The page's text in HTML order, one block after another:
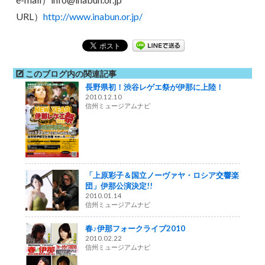
URL）http://www.inabun.or.jp/
このブログ内の関連記事
長野県初！渋谷レゲエ祭が伊那に上陸！
2010.12.10
信州ミュージアムナビ
「上原彩子＆国立ノーヴァヤ・ロシア交響楽
団」伊那公演決定!!
2010.01.14
信州ミュージアムナビ
春♪伊那フォークライブ2010
2010.02.22
信州ミュージアムナビ